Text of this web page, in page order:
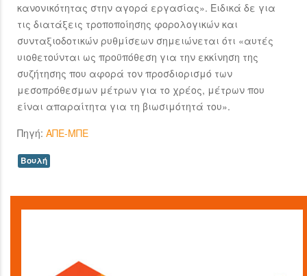
κανονικότητας στην αγορά εργασίας». Ειδικά δε για
τις διατάξεις τροποποίησης φορολογικών και
συνταξιοδοτικών ρυθμίσεων σημειώνεται ότι «αυτές
υιοθετούνται ως προϋπόθεση για την εκκίνηση της
συζήτησης που αφορά τον προσδιορισμό των
μεσοπρόθεσμων μέτρων για το χρέος, μέτρων που
είναι απαραίτητα για τη βιωσιμότητά του».
Πηγή: ΑΠΕ-ΜΠΕ
Βουλή